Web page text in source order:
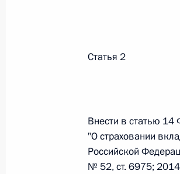
26 июля 2026 года
О внесении
26 июля 2026 года
Статья 2
Внести в статью
"О страховании
Российской
№ 52, ст. 6975;